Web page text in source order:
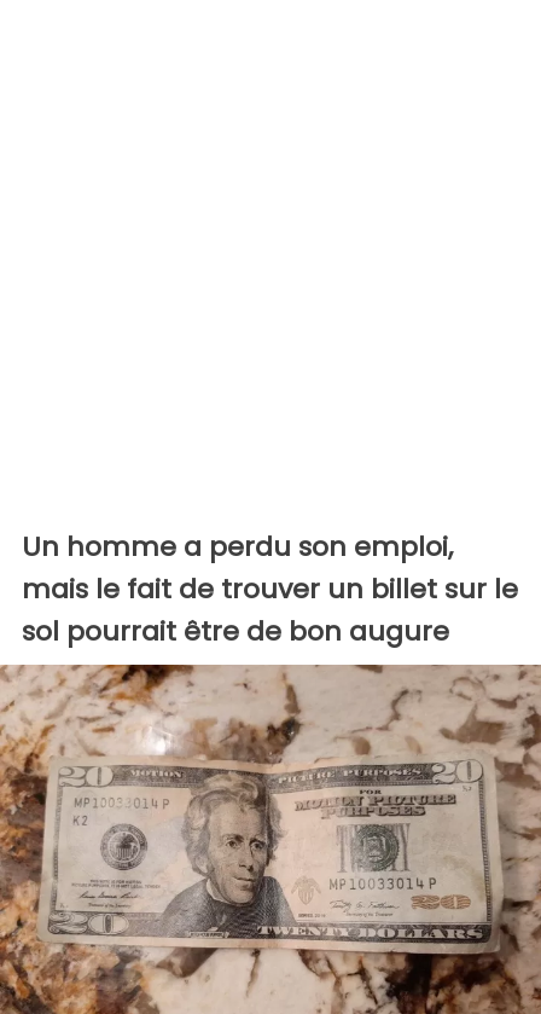
Un homme a perdu son emploi,
mais le fait de trouver un billet sur le
sol pourrait être de bon augure